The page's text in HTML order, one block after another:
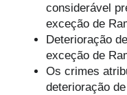
considerável
exceção de
Deterioração
exceção de
Os crimes
deterioração